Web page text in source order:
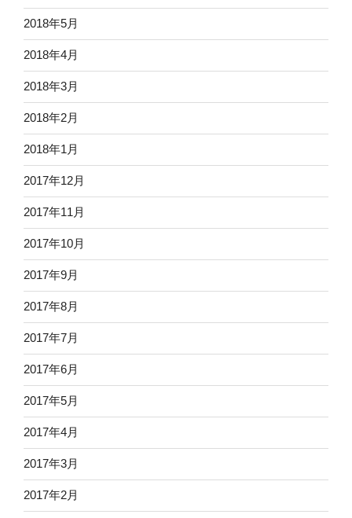
2018年5月
2018年4月
2018年3月
2018年2月
2018年1月
2017年12月
2017年11月
2017年10月
2017年9月
2017年8月
2017年7月
2017年6月
2017年5月
2017年4月
2017年3月
2017年2月